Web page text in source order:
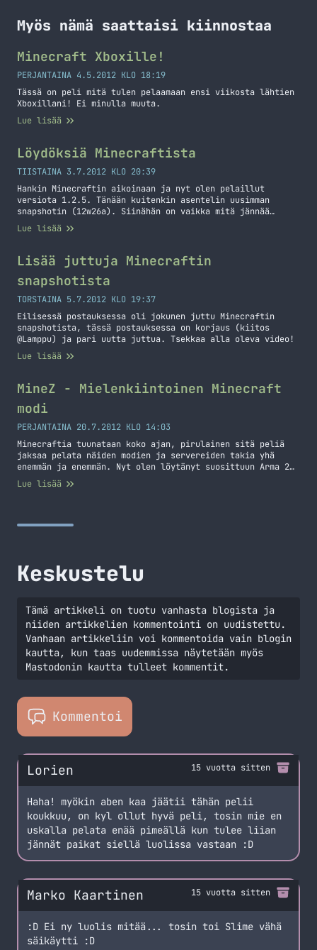
Myös nämä saattaisi kiinnostaa
Minecraft Xboxille!
PERJANTAINA 4.5.2012 KLO 18:19
Tässä on peli mitä tulen pelaamaan ensi viikosta lähtien
Xboxillani! Ei minulla muuta.
Lue lisää
Löydöksiä Minecraftista
TIISTAINA 3.7.2012 KLO 20:39
Hankin Minecraftin aikoinaan ja nyt olen pelaillut
versiota 1.2.5. Tänään kuitenkin asentelin uusimman
snapshotin (12w26a). Siinähän on vaikka mitä jännää
tullut tuon 1.2.5 version jälkeen. Versio 1.3 on kuulemma
tulossa piakkoin ja halusin koittaa ennakkoon näitä
uudistuksen ja otin parista hieman videotakin. Linkitän
ne videot tähän postaukseen. Kaakaon… Jatka lukemista
Löydöksiä Minecraftista
Lue lisää
Lisää juttuja Minecraftin
snapshotista
TORSTAINA 5.7.2012 KLO 19:37
Eilisessä postauksessa oli jokunen juttu Minecraftin
snapshotista, tässä postauksessa on korjaus (kiitos
@Lamppu) ja pari uutta juttua. Tsekkaa alla oleva video!
Lue lisää
MineZ - Mielenkiintoinen Minecraft
modi
PERJANTAINA 20.7.2012 KLO 14:03
Minecraftia tuunataan koko ajan, pirulainen sitä peliä
jaksaa pelata näiden modien ja servereiden takia yhä
enemmän ja enemmän. Nyt olen löytänyt suosittuun Arma 2
pelin DayZ modiin perustuvan Minecraft serverin. MineZ
palvelimet ovat vielä beta vaiheessa, mutta silti ne
(joiden älyä on… Jatka lukemista MineZ – Mielenkiintoinen
Lue lisää
Keskustelu
Tämä artikkeli on tuotu vanhasta blogista ja
niiden artikkelien kommentointi on uudistettu.
Vanhaan artikkeliin voi kommentoida vain blogin
kautta, kun taas uudemmissa näytetään myös
Mastodonin kautta tulleet kommentit.
Kommentoi
Lorien 15 vuotta sitten
Haha! myökin aben kaa jäätii tähän pelii
koukkuu, on kyl ollut hyvä peli, tosin mie en
uskalla pelata enää pimeällä kun tulee liian
jännät paikat siellä luolissa vastaan :D
Marko Kaartinen 15 vuotta sitten
:D Ei ny luolis mitää... tosin toi Slime vähä
säikäytti :D